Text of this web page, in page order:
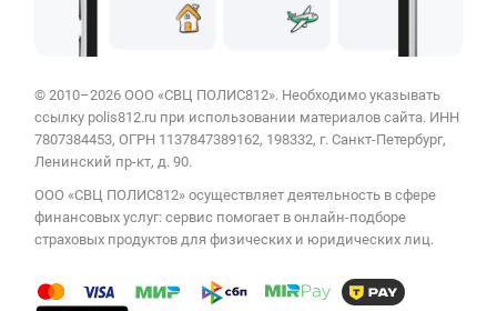
© 2010–2026 ООО «СВЦ ПОЛИС812». Необходимо указывать
ссылку polis812.ru при использовании материалов сайта. ИНН
7807384453, ОГРН 1137847389162, 198332, г. Санкт-Петербург,
Ленинский пр-кт, д. 90.
ООО «СВЦ ПОЛИС812» осуществляет деятельность в сфере
финансовых услуг: сервис помогает в онлайн-подборе
страховых продуктов для физических и юридических лиц.